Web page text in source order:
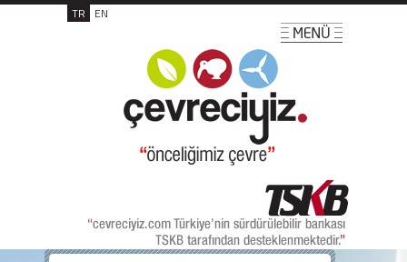
TR EN